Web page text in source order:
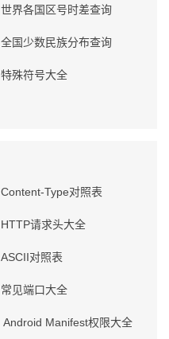
世界各国区号时差查询
全国少数民族分布查询
特殊符号大全
Content-Type对照表
HTTP请求头大全
ASCII对照表
常见端口大全
Android Manifest权限大全